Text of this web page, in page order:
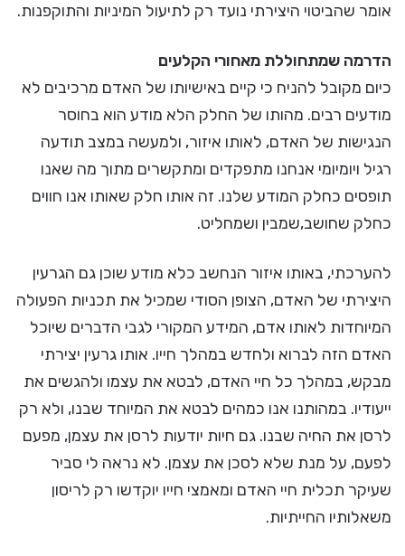
אומר שהביטוי היצירתי נועד רק לתיעול המיניות והתוקפנות.
הדרמה שמתחוללת מאחורי הקלעים
כיום מקובל להניח כי קיים באישיותו של האדם מרכיבים לא
מודעים רבים. מהותו של החלק הלא מודע הוא בחוסר
הנגישות של האדם, לאותו איזור, ולמעשה במצב תודעה
רגיל ויומיומי אנחנו מתפקדים ומתקשרים מתוך מה שאנו
תופסים כחלק המודע שלנו. זה אותו חלק שאותו אנו חווים
כחלק שחושב,שמבין ושמחליט.
להערכתי, באותו איזור הנחשב כלא מודע שוכן גם הגרעין
היצירתי של האדם, הצופן הסודי שמכיל את תכניות הפעולה
המיוחדות לאותו אדם, המידע המקורי לגבי הדברים שיוכל
האדם הזה לברוא ולחדש במהלך חייו. אותו גרעין יצירתי
מבקש, במהלך כל חיי האדם, לבטא את עצמו ולהגשים את
ייעודיו. במהותנו אנו כמהים לבטא את המיוחד שבנו, ולא רק
לרסן את החיה שבנו. גם חיות יודעות לרסן את עצמן, מפעם
לפעם, על מנת שלא לסכן את עצמן. לא נראה לי סביר
שעיקר תכלית חיי האדם ומאמצי חייו יוקדשו רק לריסון
משאלותיו החייתיות.